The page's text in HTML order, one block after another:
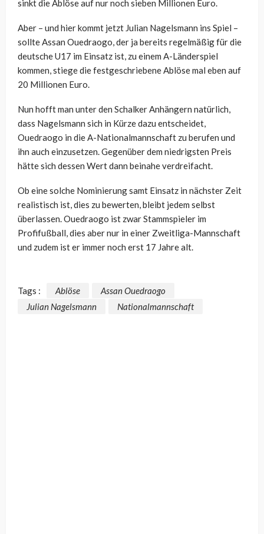
sinkt die Ablöse auf nur noch sieben Millionen Euro.
Aber – und hier kommt jetzt Julian Nagelsmann ins Spiel –
sollte Assan Ouedraogo, der ja bereits regelmäßig für die
deutsche U17 im Einsatz ist, zu einem A-Länderspiel
kommen, stiege die festgeschriebene Ablöse mal eben auf
20 Millionen Euro.
Nun hofft man unter den Schalker Anhängern natürlich,
dass Nagelsmann sich in Kürze dazu entscheidet,
Ouedraogo in die A-Nationalmannschaft zu berufen und
ihn auch einzusetzen. Gegenüber dem niedrigsten Preis
hätte sich dessen Wert dann beinahe verdreifacht.
Ob eine solche Nominierung samt Einsatz in nächster Zeit
realistisch ist, dies zu bewerten, bleibt jedem selbst
überlassen. Ouedraogo ist zwar Stammspieler im
Profifußball, dies aber nur in einer Zweitliga-Mannschaft
und zudem ist er immer noch erst 17 Jahre alt.
Tags : Ablöse
Assan Ouedraogo
Julian Nagelsmann
Nationalmannschaft